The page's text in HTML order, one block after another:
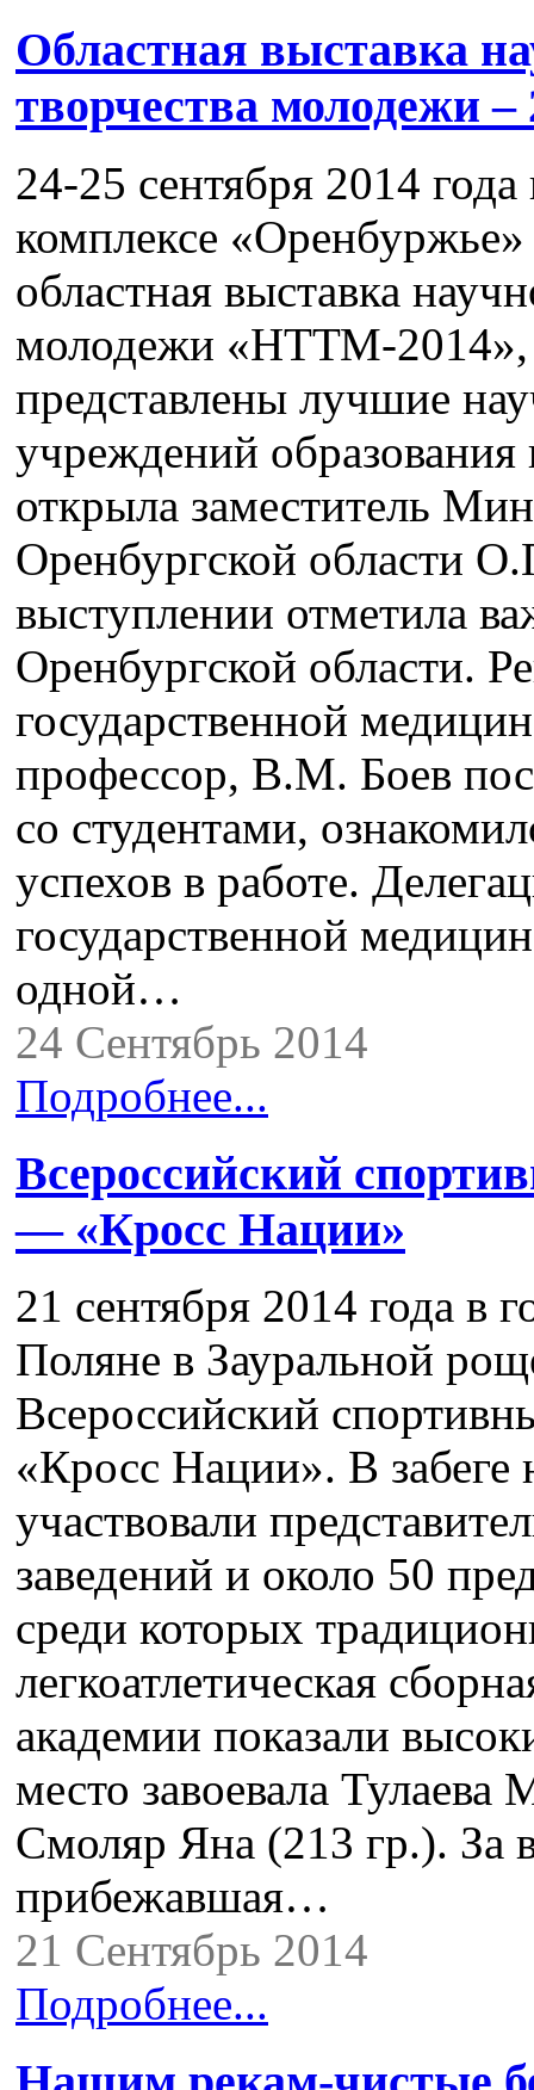
Областная выставка
творчества молодежи –
24-25 сентября 2014
комплексе
областная выставка
молодежи «НТТМ-2014»,
представлены лучшие
учреждений
открыла заместитель
Оренбургской области
выступлении отметила
Оренбургской области.
государственной
профессор, В.М. Боев
со студентами,
успехов в работе.
государственной
одной…
24 Сентябрь 2014
Подробнее...
Всероссийский
— «Кросс Нации»
21 сентября 2014 года в
Поляне в Зауральной
Всероссийский
«Кросс Нации». В забеге
участвовали
заведений и около 50
среди которых
легкоатлетическая
академии показали
место завоевала
Смоляр Яна (213 гр.). За
прибежавшая…
21 Сентябрь 2014
Подробнее...